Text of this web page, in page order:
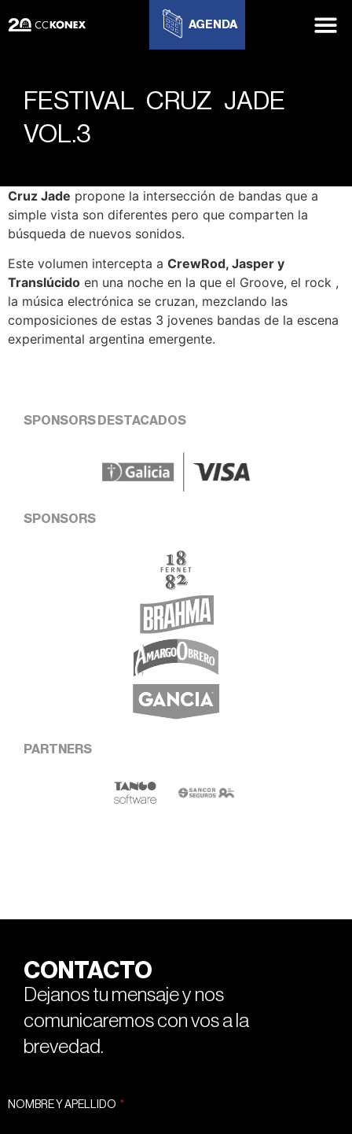
AGENDA
FESTIVAL CRUZ JADE
VOL.3
Cruz Jade propone la intersección de bandas que a
simple vista son diferentes pero que comparten la
búsqueda de nuevos sonidos.
Este volumen intercepta a CrewRod, Jasper y
Translúcido en una noche en la que el Groove, el rock ,
la música electrónica se cruzan, mezclando las
composiciones de estas 3 jovenes bandas de la escena
experimental argentina emergente.
SPONSORS DESTACADOS
SPONSORS
PARTNERS
CONTACTO
Dejanos tu mensaje y nos
comunicaremos con vos a la
brevedad.
NOMBRE Y APELLIDO